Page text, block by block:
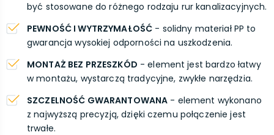
być stosowane do różnego rodzaju rur kanalizacyjnych.
PEWNOŚĆ I WYTRZYMAŁOŚĆ - solidny materiał PP to
gwarancja wysokiej odporności na uszkodzenia.
MONTAŻ BEZ PRZESZKÓD - element jest bardzo łatwy
w montażu, wystarczą tradycyjne, zwykłe narzędzia.
SZCZELNOŚĆ GWARANTOWANA - element wykonano
z najwyższą precyzją, dzięki czemu połączenie jest
trwałe.